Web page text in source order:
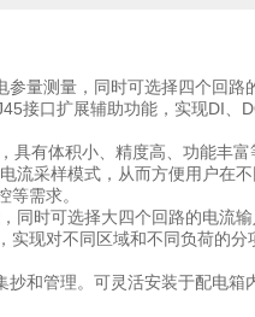
量测量，同时可选择四个回
接口扩展辅助功能，实现DI、
有体积小、精度高、功能丰
流采样模式，从而方便用户在
等需求。
时可选择大四个回路的电流
现对不同区域和不同负荷的分
和管理。可灵活安装于配电箱